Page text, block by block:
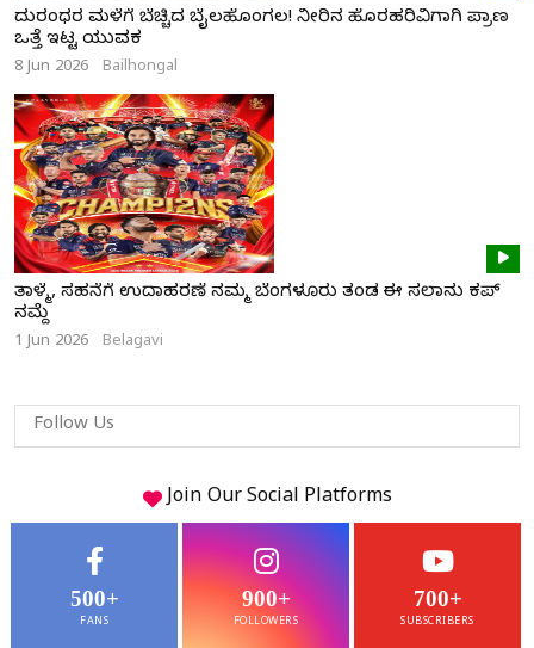
ದುರಂಧರ ಮಳೆಗೆ ಬೆಚ್ಚಿದ ಬೈಲಹೊಂಗಲ! ನೀರಿನ ಹೊರಹರಿವಿಗಾಗಿ ಪ್ರಾಣ
ಒತ್ತೆ ಇಟ್ಟ ಯುವಕ
8 Jun 2026 Bailhongal
ತಾಳ್ಮೆ, ಸಹನೆಗೆ ಉದಾಹರಣೆ ನಮ್ಮ ಬೆಂಗಳೂರು ತಂಡ ಈ ಸಲಾನು ಕಪ್
ನಮ್ದೆ
1 Jun 2026 Belagavi
Follow Us
Join Our Social Platforms
500+
FANS
900+
FOLLOWERS
700+
SUBSCRIBERS